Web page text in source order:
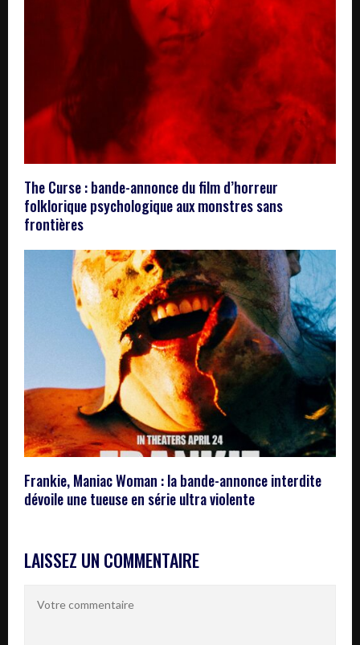
The Curse : bande-annonce du film d’horreur
folklorique psychologique aux monstres sans
frontières
Frankie, Maniac Woman : la bande-annonce interdite
dévoile une tueuse en série ultra violente
LAISSEZ UN COMMENTAIRE